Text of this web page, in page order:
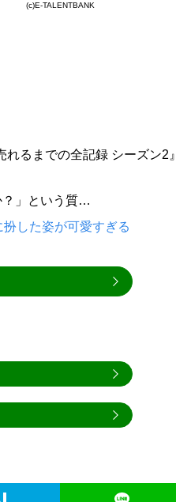
(c)E-TALENTBANK
るまでの全記録 シーズン2』
？」という質…
した姿が可愛すぎる